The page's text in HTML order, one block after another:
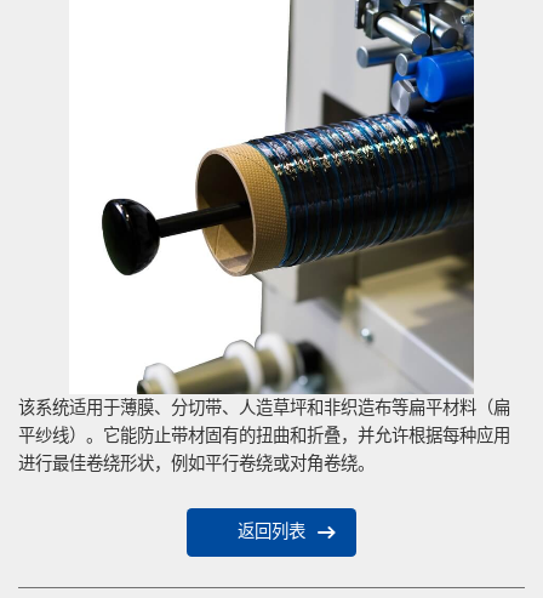
该系统适用于薄膜、分切带、人造草坪和非织造布等扁平材料（扁
平纱线）。它能防止带材固有的扭曲和折叠，并允许根据每种应用
进行最佳卷绕形状，例如平行卷绕或对角卷绕。
返回列表